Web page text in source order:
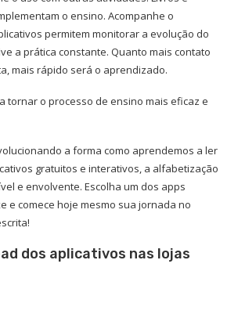
o ensino. Acompanhe o
permitem monitorar a evolução do
a prática constante. Quanto mais contato
mais rápido será o aprendizado.
tornar o processo de ensino mais eficaz e
a forma como aprendemos a ler
gratuitos e interativos, a alfabetização
e envolvente. Escolha um dos apps
e comece hoje mesmo sua jornada no
dos aplicativos nas lojas